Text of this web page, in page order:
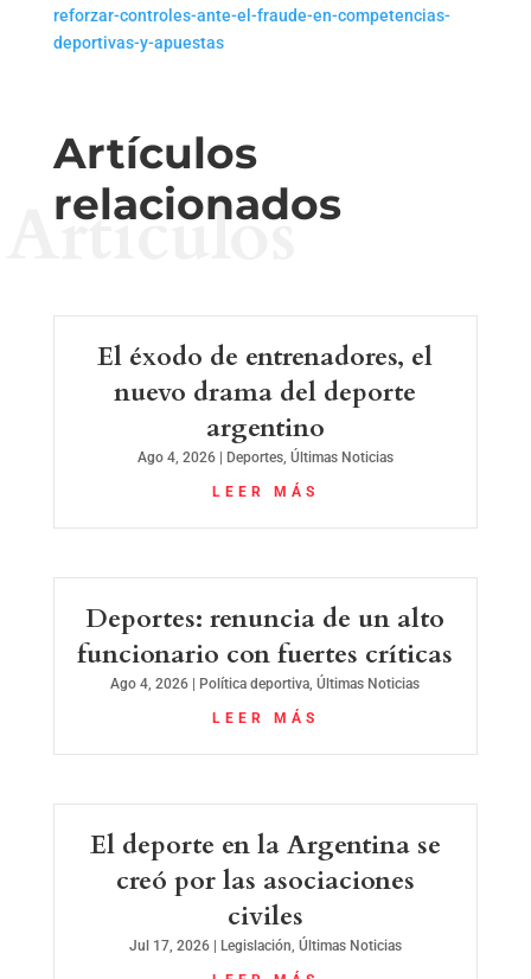
reforzar-controles-ante-el-fraude-en-competencias-
deportivas-y-apuestas
Artículos
relacionados
Artículos
El éxodo de entrenadores, el
nuevo drama del deporte
argentino
Ago 4, 2026| Deportes, Últimas Noticias
LEER MÁS
Deportes: renuncia de un alto
funcionario con fuertes críticas
Ago 4, 2026 Política deportiva,Últimas Noticias
LEER MÁS
El deporte en la Argentina se
creó por las asociaciones
civiles
Jul 17, 2026| Legislación, Últimas Noticias